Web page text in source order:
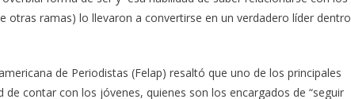
ramas) lo llevaron a convertirse en un verdadero líder dentro
de Periodistas (Felap) resaltó que uno de los principales
contar con los jóvenes, quienes son los encargados de “seguir